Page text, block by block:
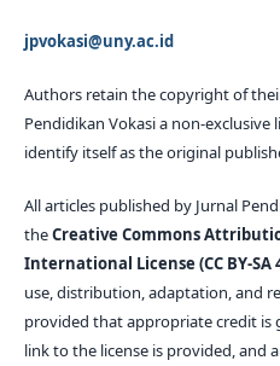
jpvokasi@uny.ac.id
Authors retain the copyright of
Pendidikan Vokasi a non-
identify itself as the original
All articles published by Jurnal
theCreative Commons
International License (CC BY-SA
use, distribution, adaptation, and
provided that appropriate credit is
link to the license is provided, and